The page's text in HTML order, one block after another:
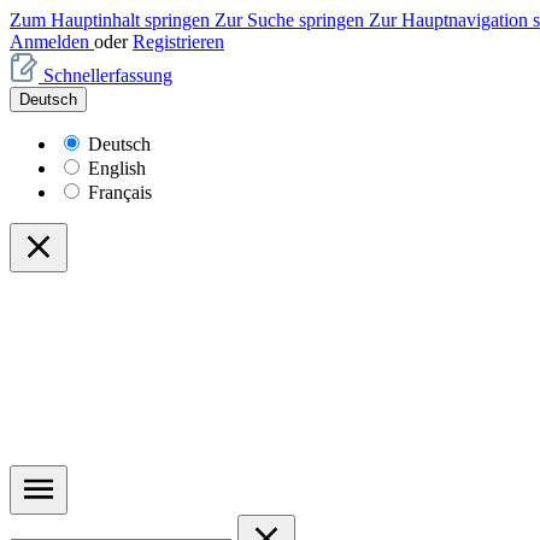
Zum Hauptinhalt springen Zur Suche springen Zur Hauptnavigation
Anmelden oder Registrieren
Schnellerfassung
Deutsch
Deutsch
English
Français